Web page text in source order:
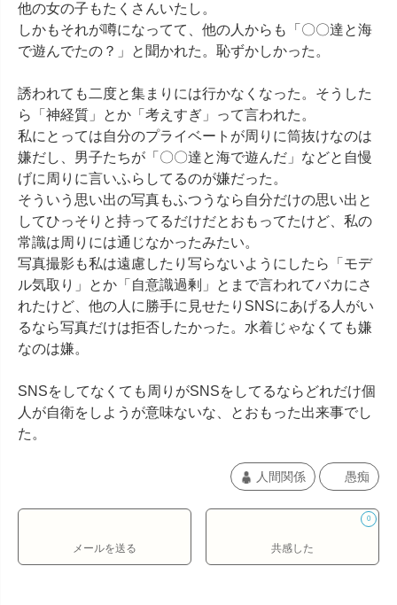
他の女の子もたくさんいたし。
しかもそれが噂になってて、他の人からも「〇〇達と海
で遊んでたの？」と聞かれた。恥ずかしかった。
誘われても二度と集まりには行かなくなった。そうした
ら「神経質」とか「考えすぎ」って言われた。
私にとっては自分のプライベートが周りに筒抜けなのは
嫌だし、男子たちが「〇〇達と海で遊んだ」などと自慢
げに周りに言いふらしてるのが嫌だった。
そういう思い出の写真もふつうなら自分だけの思い出と
してひっそりと持ってるだけだとおもってたけど、私の
常識は周りには通じなかったみたい。
写真撮影も私は遠慮したり写らないようにしたら「モデ
ル気取り」とか「自意識過剰」とまで言われてバカにさ
れたけど、他の人に勝手に見せたりSNSにあげる人がい
るなら写真だけは拒否したかった。水着じゃなくても嫌
なのは嫌。
SNSをしてなくても周りがSNSをしてるならどれだけ個
人が自衛をしようが意味ないな、とおもった出来事でし
た。
人間関係 愚痴
メールを送る
0
共感した